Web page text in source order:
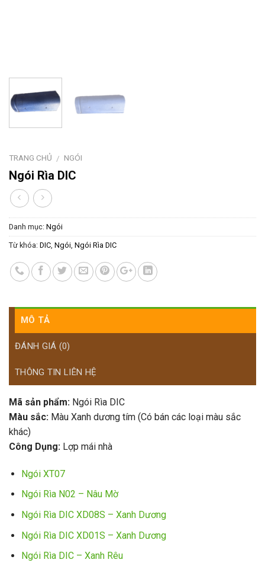
TRANG CHỦ / NGÓI
Ngói Rìa DIC
Danh mục: Ngói
Từ khóa: DIC, Ngói, Ngói Rìa DIC
MÔ TẢ
ĐÁNH GIÁ (0)
THÔNG TIN LIÊN HỆ
Mã sản phẩm: Ngói Rìa DIC
Màu sắc: Màu Xanh dương tím (Có bán các loại màu sắc
khác)
Công Dụng: Lợp mái nhà
Ngói XT07
Ngói Rìa N02 – Nâu Mờ
Ngói Rìa DIC XD08S – Xanh Dương
Ngói Rìa DIC XD01S – Xanh Dương
Ngói Rìa DIC – Xanh Rêu